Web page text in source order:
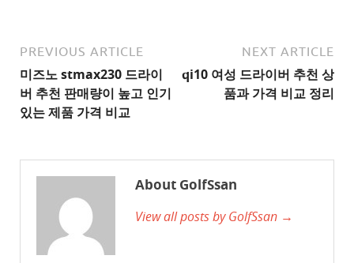
사
이
트
2
천
PREVIOUS ARTICLE
미즈노 stmax230 드라이
버 추천 판매량이 높고 인기
있는 제품 가격 비교
NEXT ARTICLE
qi10 여성 드라이버 추천 상
품과 가격 비교 정리
About GolfSsan
View all posts by GolfSsan →